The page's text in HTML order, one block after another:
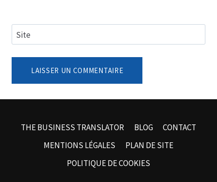
Site
THE BUSINESS TRANSLATOR BLOG
CONTACT
MENTIONS LÉGALES
PLAN DE SITE
POLITIQUE DE COOKIES